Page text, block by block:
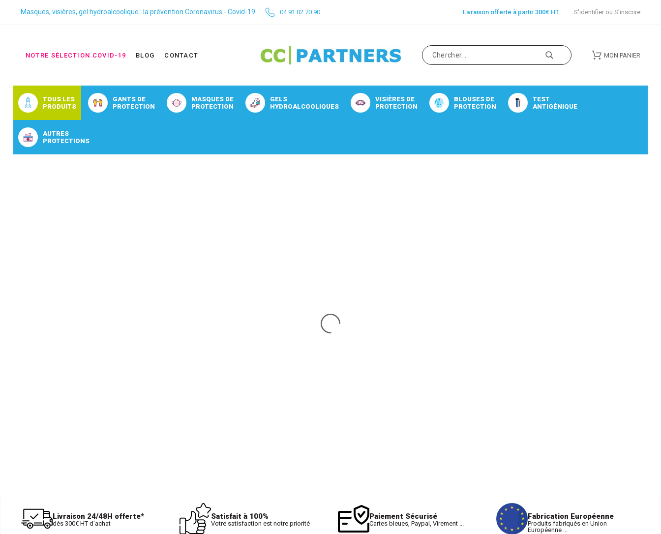
Masques, visières, gel hydroalcoolique : la prévention Coronavirus - Covid-19 04 91 02 70 90 Livraison offerte à partir 300€ HT S'identifier ouS'inscrire
NOTRE SÉLECTION COVID-19 BLOG CONTACT MON PANIER
TOUS LES
PRODUITS
GANTS DE
PROTECTION
MASQUES DE
PROTECTION
GELS
HYDROALCOOLIQUES
VISIÈRES DE
PROTECTION
BLOUSES DE
PROTECTION
TEST
ANTIGÉNIQUE
AUTRES
PROTECTIONS
Livraison 24/48H offerte*
dès 300€ HT d'achat
Satisfait à 100%
Votre satisfaction est notre priorité
Paiement Sécurisé
Cartes bleues, Paypal, Virement ...
Fabrication Européenne
Produits fabriqués en Union
Européenne ...